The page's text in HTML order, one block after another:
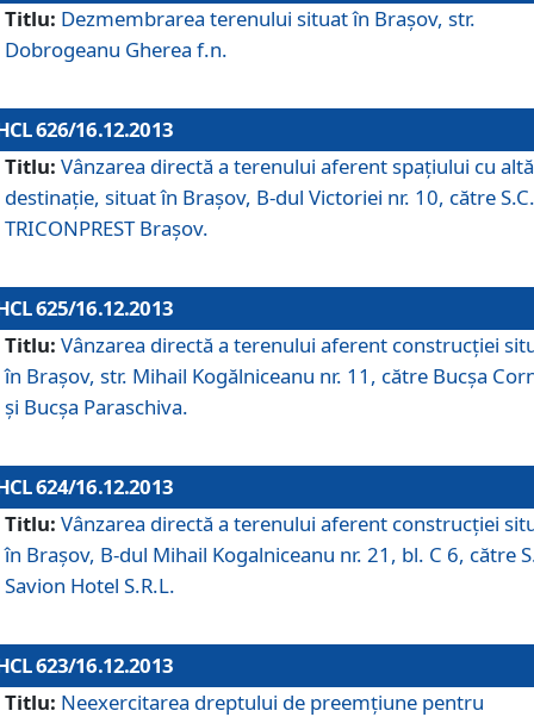
Titlu: Dezmembrarea terenului situat în Braşov, str.
Dobrogeanu Gherea f.n.
626/16.12.2013
Titlu: Vânzarea directă a terenului aferent spaţiului cu altă
destinaţie, situat în Braşov, B-dul Victoriei nr. 10, către S.C.
TRICONPREST Braşov.
625/16.12.2013
Titlu: Vânzarea directă a terenului aferent construcţiei
în Braşov, str. Mihail Kogălniceanu nr. 11, către Bucşa
şi Bucşa Paraschiva.
624/16.12.2013
Titlu: Vânzarea directă a terenului aferent construcţiei
în Braşov, B-dul Mihail Kogalniceanu nr. 21, bl. C 6, către
Savion Hotel S.R.L.
623/16.12.2013
Titlu: Neexercitarea dreptului de preemţiune pentru